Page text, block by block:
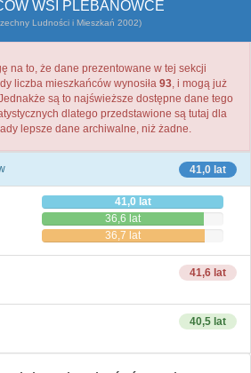
WSI PLEBANOWCE
Ludności i Mieszkań 2002)
na to, że dane prezentowane w tej sekcji
liczba mieszkańców wynosiła 93, i mogą już
są to najświeższe dostępne dane tego
dlatego przedstawione są tutaj dla
lepsze dane archiwalne, niż żadne.
41,0 lat
41,0 lat
36,6 lat
36,7 lat
41,6 lat
40,5 lat